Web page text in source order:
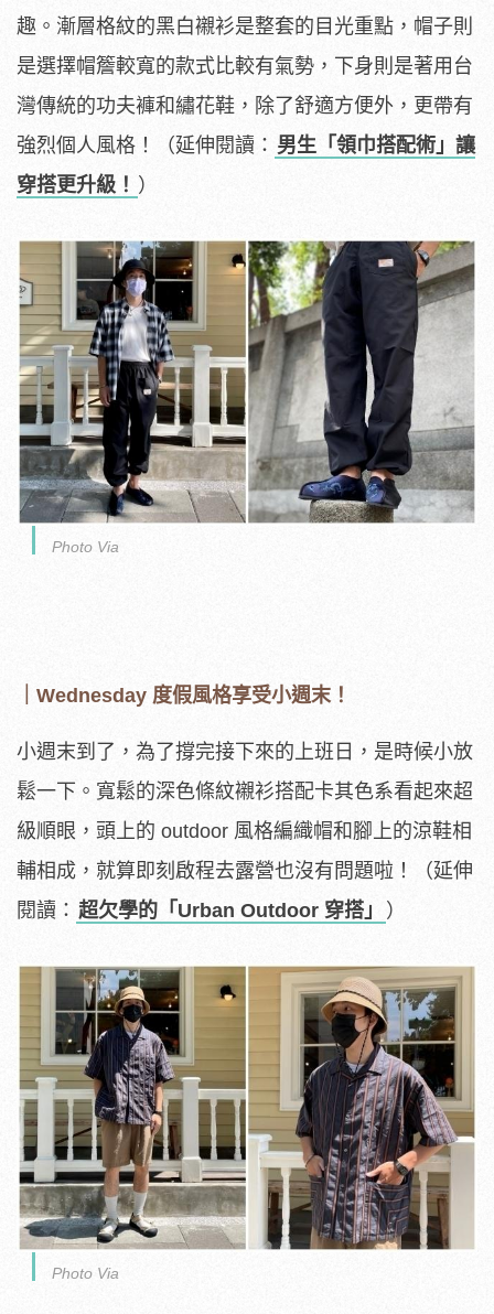
趣。漸層格紋的黑白襯衫是整套的目光重點，帽子則
是選擇帽簷較寬的款式比較有氣勢，下身則是著用台
灣傳統的功夫褲和繡花鞋，除了舒適方便外，更帶有
強烈個人風格！（延伸閱讀： 男生「領巾搭配術」讓
穿搭更升級！ ）
Photo Via
｜Wednesday 度假風格享受小週末！
小週末到了，為了撐完接下來的上班日，是時候小放
鬆一下。寬鬆的深色條紋襯衫搭配卡其色系看起來超
級順眼，頭上的 outdoor 風格編織帽和腳上的涼鞋相
輔相成，就算即刻啟程去露營也沒有問題啦！（延伸
閱讀： 超欠學的「Urban Outdoor 穿搭」 ）
Photo Via